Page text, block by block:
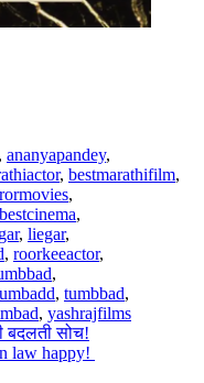
, ananyapandey,
, bestmarathifilm,
,
,
, liegar,
, roorkeeactor,
,
, tumbbad,
, yashrajfilms
बदलती सोच!
law happy!